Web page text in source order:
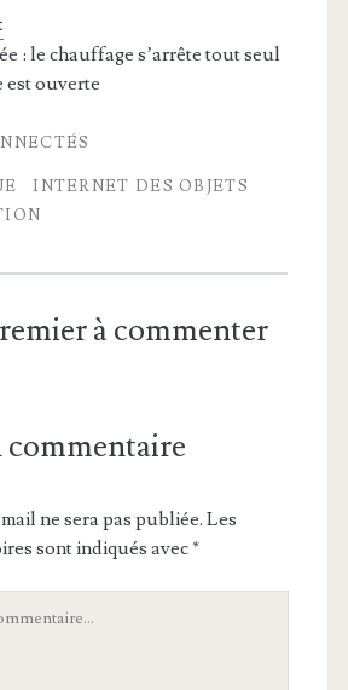
: le chauffage s’arrête tout seul
est ouverte
INTERNET DES OBJETS
à commenter
commentaire
ne sera pas publiée. Les
sont indiqués avec*